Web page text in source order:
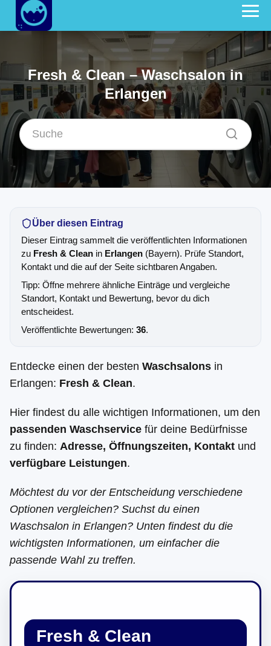
Fresh & Clean – Waschsalon in
Erlangen
Über diesen Eintrag
Dieser Eintrag sammelt die veröffentlichten Informationen
zu Fresh & Clean in Erlangen (Bayern). Prüfe Standort,
Kontakt und die auf der Seite sichtbaren Angaben.
Tipp: Öffne mehrere ähnliche Einträge und vergleiche
Standort, Kontakt und Bewertung, bevor du dich
entscheidest.
Veröffentlichte Bewertungen: 36.
Entdecke einen der besten Waschsalons in
Erlangen: Fresh & Clean.
Hier findest du alle wichtigen Informationen, um den
passenden Waschservice für deine Bedürfnisse
zu finden: Adresse, Öffnungszeiten, Kontakt und
verfügbare Leistungen.
Möchtest du vor der Entscheidung verschiedene
Optionen vergleichen? Suchst du einen
Waschsalon in Erlangen? Unten findest du die
wichtigsten Informationen, um einfacher die
passende Wahl zu treffen.
Fresh & Clean